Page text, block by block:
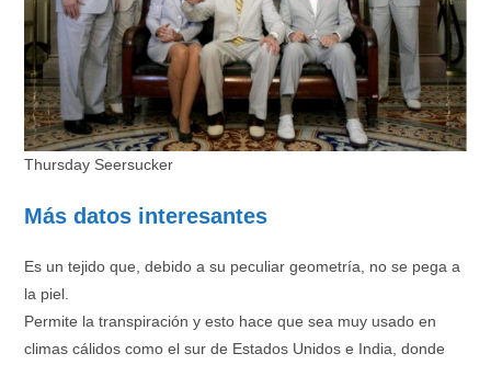
Thursday Seersucker
Más datos interesantes
Es un tejido que, debido a su peculiar geometría, no se pega a
la piel.
Permite la transpiración y esto hace que sea muy usado en
climas cálidos como el sur de Estados Unidos e India, donde